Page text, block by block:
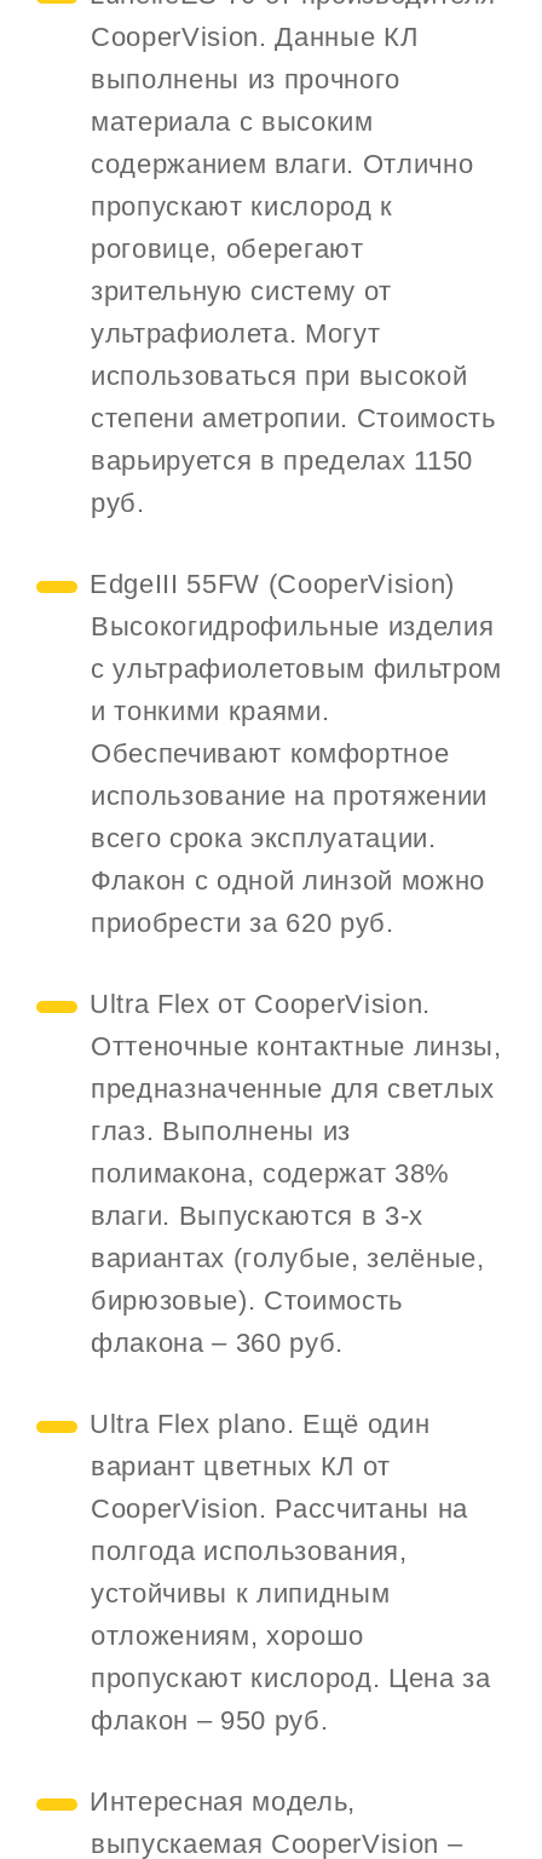
CooperVision. Данные КЛ
выполнены из прочного
материала с высоким
содержанием влаги. Отлично
пропускают кислород к
роговице, оберегают
зрительную систему от
ультрафиолета. Могут
использоваться при высокой
степени аметропии. Стоимость
варьируется в пределах 1150
руб.
EdgeIII 55FW (CooperVision)
Высокогидрофильные изделия
с ультрафиолетовым фильтром
и тонкими краями.
Обеспечивают комфортное
использование на протяжении
всего срока эксплуатации.
Флакон с одной линзой можно
приобрести за 620 руб.
Ultra Flex от CooperVision.
Оттеночные контактные линзы,
предназначенные для светлых
глаз. Выполнены из
полимакона, содержат 38%
влаги. Выпускаются в 3-х
вариантах (голубые, зелёные,
бирюзовые). Стоимость
флакона – 360 руб.
Ultra Flex plano. Ещё один
вариант цветных КЛ от
CooperVision. Рассчитаны на
полгода использования,
устойчивы к липидным
отложениям, хорошо
пропускают кислород. Цена за
флакон – 950 руб.
Интересная модель,
выпускаемая CooperVision –